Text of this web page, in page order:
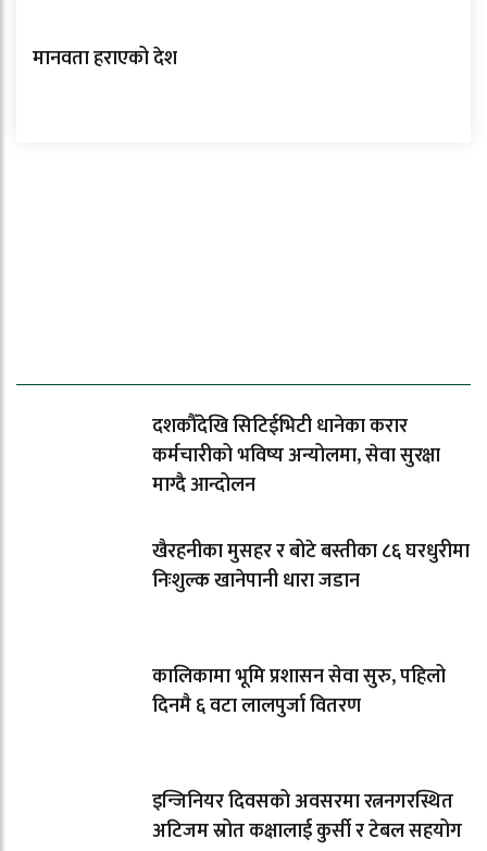
मानवता हराएको देश
दशकौँदेखि सिटिईभिटी धानेका करार
कर्मचारीको भविष्य अन्योलमा, सेवा सुरक्षा
माग्दै आन्दोलन
खैरहनीका मुसहर र बोटे बस्तीका ८६ घरधुरीमा
निःशुल्क खानेपानी धारा जडान
कालिकामा भूमि प्रशासन सेवा सुरु, पहिलो
दिनमै ६ वटा लालपुर्जा वितरण
इन्जिनियर दिवसको अवसरमा रत्ननगरस्थित
अटिजम स्रोत कक्षालाई कुर्सी र टेबल सहयोग